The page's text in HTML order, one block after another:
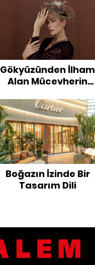
Gökyüzünden İlham
Alan Mücevherin
Boğazın İzinde Bir
Tasarım Dili